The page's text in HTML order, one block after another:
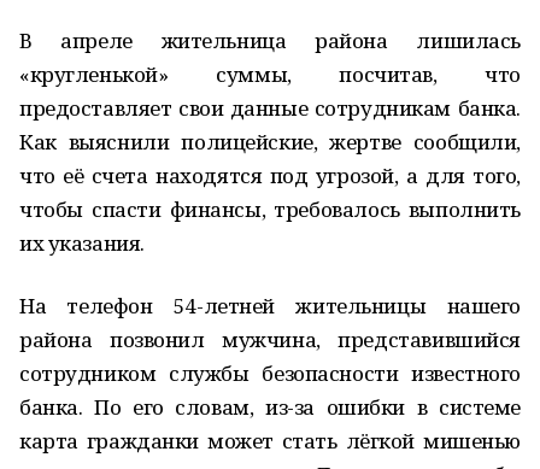
В апреле жительница района лишилась
«кругленькой» суммы, посчитав, что
предоставляет свои данные сотрудникам банка.
Как выяснили полицейские, жертве сообщили,
что её счета находятся под угрозой, а для того,
чтобы спасти финансы, требовалось выполнить
их указания.
На телефон 54-летней жительницы нашего
района позвонил мужчина, представившийся
сотрудником службы безопасности известного
банка. По его словам, из-за ошибки в системе
карта гражданки может стать лёгкой мишенью